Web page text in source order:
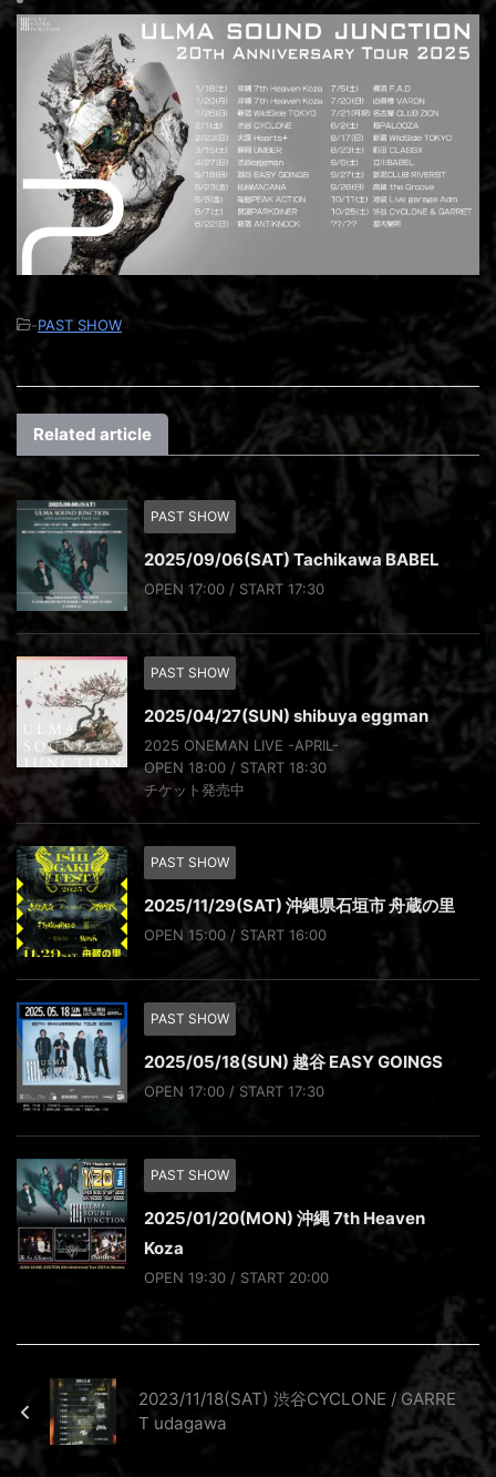
-PAST SHOW
Related article
PAST SHOW
2025/09/06(SAT) Tachikawa BABEL
OPEN 17:00 / START 17:30
PAST SHOW
2025/04/27(SUN) shibuya eggman
2025 ONEMAN LIVE -APRIL-
OPEN 18:00 / START 18:30
チケット発売中
PAST SHOW
2025/11/29(SAT) 沖縄県石垣市 舟蔵の里
OPEN 15:00 / START 16:00
PAST SHOW
2025/05/18(SUN) 越谷 EASY GOINGS
OPEN 17:00 / START 17:30
PAST SHOW
2025/01/20(MON) 沖縄 7th Heaven
Koza
OPEN 19:30 / START 20:00
2023/11/18(SAT) 渋谷CYCLONE / GARRE
T udagawa